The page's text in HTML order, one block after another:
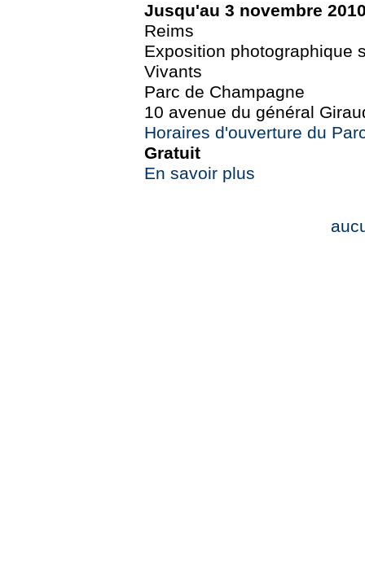
Jusqu'au 3 novembre
Reims
Exposition photographique
Vivants
Parc de Champagne
10 avenue du général
Horaires d'ouverture du
Gratuit
En savoir plus